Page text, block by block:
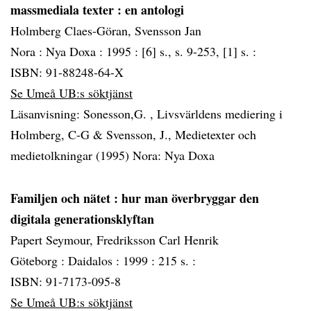
massmediala texter : en antologi
Holmberg Claes-Göran, Svensson Jan
Nora : Nya Doxa : 1995 : [6] s., s. 9-253, [1] s. :
ISBN: 91-88248-64-X
Se Umeå UB:s söktjänst
Läsanvisning: Sonesson,G. , Livsvärldens mediering i
Holmberg, C-G & Svensson, J., Medietexter och
medietolkningar (1995) Nora: Nya Doxa
Familjen och nätet : hur man överbryggar den
digitala generationsklyftan
Papert Seymour, Fredriksson Carl Henrik
Göteborg : Daidalos : 1999 : 215 s. :
ISBN: 91-7173-095-8
Se Umeå UB:s söktjänst